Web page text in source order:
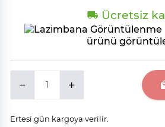
Ücretsiz
ürünü
Ertesi gün kargoya verilir.